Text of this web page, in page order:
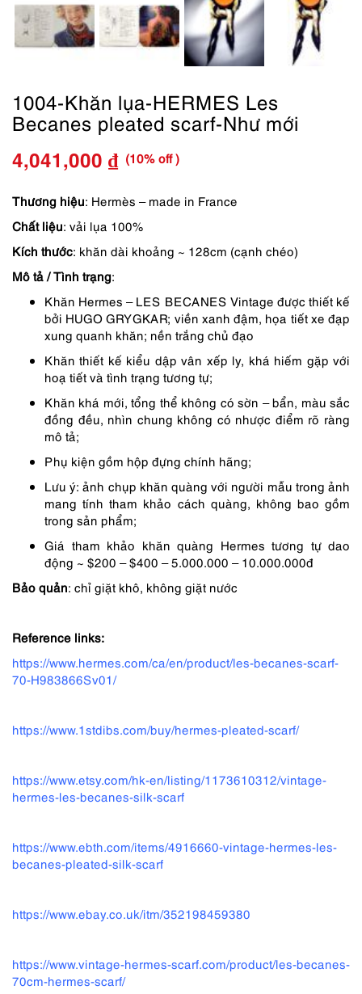
1004-Khăn lụa-HERMES Les
Becanes pleated scarf-Như mới
Giá
gốc
là:
4,490,000 ₫.
4,041,000 ₫
Giá
hiện
tại
là:
(10% off )
Thương hiệu: Hermès – made in France
Chất liệu: vải lụa 100%
Kích thước: khăn dài khoảng ~ 128cm (cạnh chéo)
Mô tả / Tình trạng:
Khăn Hermes – LES BECANES Vintage được thiết kế
bởi HUGO GRYGKAR; viền xanh đậm, họa tiết xe đạp
xung quanh khăn; nền trắng chủ đạo
Khăn thiết kế kiểu dập vân xếp ly, khá hiếm gặp với
hoạ tiết và tình trạng tương tự;
Khăn khá mới, tổng thể không có sờn – bẩn, màu sắc
đồng đều, nhìn chung không có nhược điểm rõ ràng
mô tả;
Phụ kiện gồm hộp đựng chính hãng;
Lưu ý: ảnh chụp khăn quàng với người mẫu trong ảnh
mang tính tham khảo cách quàng, không bao gồm
trong sản phẩm;
Giá tham khảo khăn quàng Hermes tương tự dao
động ~ $200 – $400 – 5.000.000 – 10.000.000đ
Bảo quản: chỉ giặt khô, không giặt nước
Reference links:
https://www.hermes.com/ca/en/product/les-becanes-scarf-
70-H983866Sv01/
https://www.1stdibs.com/buy/hermes-pleated-scarf/
https://www.etsy.com/hk-en/listing/1173610312/vintage-
hermes-les-becanes-silk-scarf
https://www.ebth.com/items/4916660-vintage-hermes-les-
becanes-pleated-silk-scarf
https://www.ebay.co.uk/itm/352198459380
https://www.vintage-hermes-scarf.com/product/les-becanes-
70cm-hermes-scarf/